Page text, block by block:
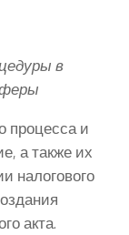
в
процесса и
а также их
налогового
акта.